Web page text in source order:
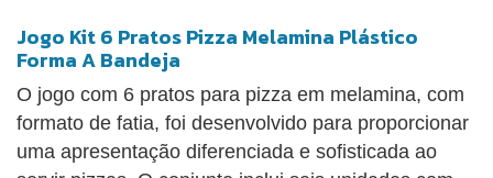
Jogo Kit 6 Pratos Pizza Melamina Plástico
Forma A Bandeja
O jogo com 6 pratos para pizza em melamina, com
formato de fatia, foi desenvolvido para proporcionar
uma apresentação diferenciada e sofisticada ao